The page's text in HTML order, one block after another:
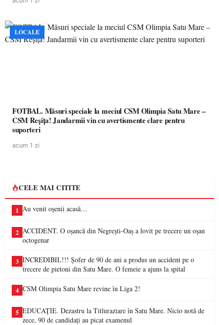
LOCALE
FOTBAL. Măsuri speciale la meciul CSM Olimpia Satu Mare –
CSM Reșița! Jandarmii vin cu avertismente clare pentru
suporteri
acum 1 zi
CELE MAI CITITE
1 Au venit oșenii acasă…
2 ACCIDENT. O oșancă din Negrești-Oaș a lovit pe trecere un oșan
octogenar
3 INCREDIBIL!!! Șofer de 90 de ani a produs un accident pe o
trecere de pietoni din Satu Mare. O femeie a ajuns la spital
4 CSM Olimpia Satu Mare revine în Liga 2!
5 EDUCAȚIE. Dezastru la Titluraziare în Satu Mare. Nicio notă de
zece, 90 de candidați au picat examenul